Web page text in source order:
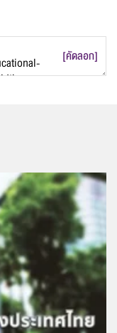
[คัดลอก]